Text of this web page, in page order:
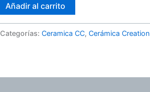
Añadir al carrito
Categorías: Ceramica CC, Cerámica Creation